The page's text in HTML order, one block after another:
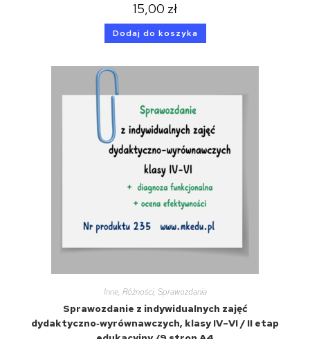
15,00 zł
Dodaj do koszyka
Inne, Różności, Sprawozdania
Sprawozdanie z indywidualnych zajęć
dydaktyczno‑wyrównawczych, klasy IV–VI / II etap